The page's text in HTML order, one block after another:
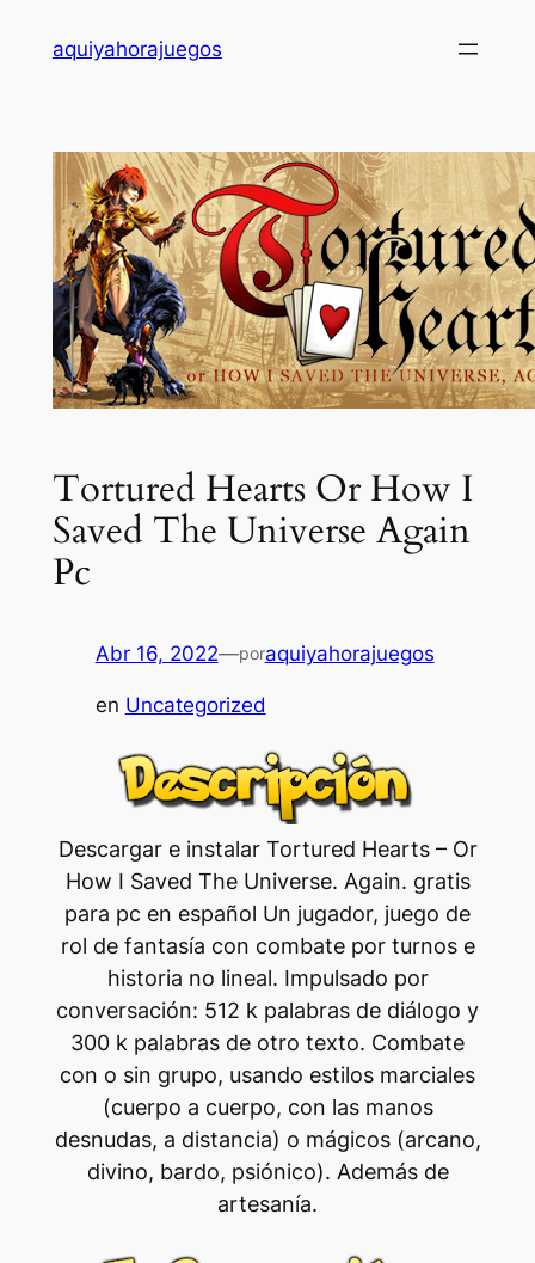
aquiyahorajuegos
Tortured Hearts Or How I
Saved The Universe Again
Pc
Abr 16, 2022—poraquiyahorajuegos
en Uncategorized
Descargar e instalar Tortured Hearts – Or
How I Saved The Universe. Again. gratis
para pc en español Un jugador, juego de
rol de fantasía con combate por turnos e
historia no lineal. Impulsado por
conversación: 512 k palabras de diálogo y
300 k palabras de otro texto. Combate
con o sin grupo, usando estilos marciales
(cuerpo a cuerpo, con las manos
desnudas, a distancia) o mágicos (arcano,
divino, bardo, psiónico). Además de
artesanía.